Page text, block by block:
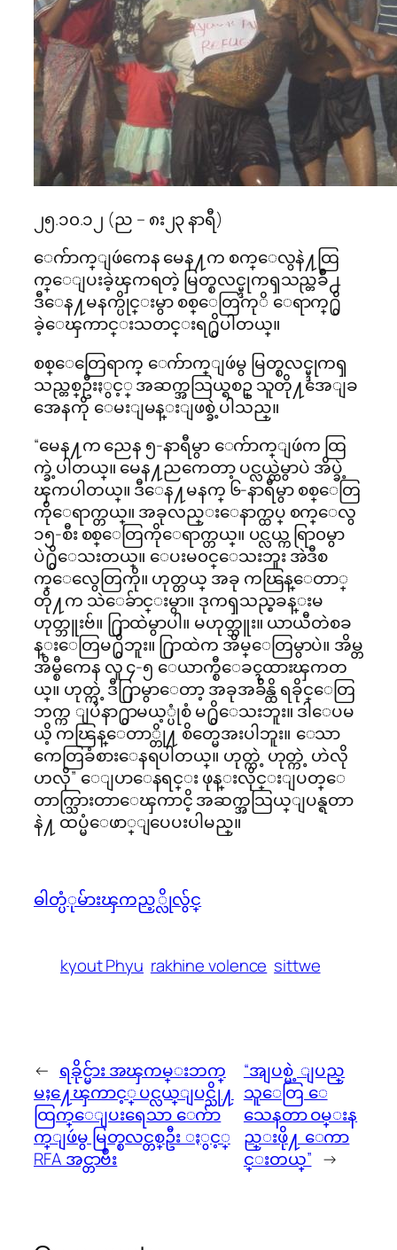
၂၅.၁၀.၁၂ (ည – ၈း၂၃ နာရီ)
ေက်ာက္ျဖဴကေန မေန႔က စက္ေလွနဲ႔ထြ
က္ေျပးခဲ့ၾကရတဲ့ မြတ္စလင္မ္ဒုကၡသည္တခ်ဳိ႕
ဒီေန႔မနက္ပိုင္းမွာ စစ္ေတြကုိ ေရာက္႐ွိ
ခဲ့ေၾကာင္းသတင္းရ႐ွိပါတယ္။
စစ္ေတြေရာက္ ေက်ာက္ျဖဴမွ မြတ္စလင္မ္ဒုကၡ
သည္တစ္ဦးႏွင့္ အဆက္အသြယ္ရစဥ္ သူတို႔အေျခ
အေနကို ေမးျမန္းျဖစ္ခဲ့ပါသည္။
“မေန႔က ညေန ၅-နာရီမွာ ေက်ာက္ျဖဴက ထြ
က္ခဲ့ပါတယ္။ မေန႔ညကေတာ့ ပင္လယ္ထဲမွာပဲ အိပ္ခဲ့
ၾကပါတယ္။ ဒီေန႔မနက္ ၆-နာရီမွာ စစ္ေတြ
ကိုေရာက္တယ္။ အခုလည္းေနာက္ထပ္ စက္ေလွ
၁၅-စီး စစ္ေတြကိုေရာက္တယ္။ ပင္လယ္က ရြာ၀မွာ
ပဲ႐ွိေသးတယ္။ ေပးမ၀င္ေသးဘူး အဲဒီစ
က္ေလွေတြကို။ ဟုတ္တယ္ အခု ကၽြန္ေတာ္
တို႔က သဲေခ်ာင္းမွာ။ ဒုကၡသည္စခန္းမ
ဟုတ္ဘူးဗ်။ ႐ြာထဲမွာပါ။ မဟုတ္ဘူး။ ယာယီတဲစခ
န္းေတြမ႐ွိဘူး။ ႐ြာထဲက အိမ္ေတြမွာပဲ။ အိမ္တ
အိမ္စီကေန လူ ၄-၅ ေယာက္စီေခၚထားၾကတ
ယ္။ ဟုတ္ကဲ့ ဒီ႐ြာမွာေတာ့ အခုအခ်ိန္ထိ ရခိုင္ေတြ
ဘက္က ျပႆနာ႐ွာမယ့္ပုံစံ မ႐ွိေသးဘူး။ ဒါေပမ
ယိ့ ကၽြန္ေတာ္တို႔ စိတ္မေအးပါဘူး။ ေသာ
ကေတြခံစားေနရပါတယ္။ ဟုတ္ကဲ့ ဟုတ္ကဲ့ ဟဲလို
ဟလို” ေျပာေနရင္း ဖုန္းလိုင္းျပတ္ေ
တာက္သြားတာေၾကာငိ့ အဆက္အသြယ္ျပန္ရတာ
နဲ႔ ထပ္မံေဖာ္ျပေပးပါမည္။
ဓါတ္ပံုမ်ားၾကည့္လိုလွ်င္
kyout Phyu rakhine volence sittwe
← ရခိုင္မ်ား အၾကမ္းဘက္
မႈ႔ေၾကာင့္ ပင္လယ္ျပင္သို႔
ထြက္ေျပးရေသာ ေက်ာ
က္ျဖဴမွ မြတ္စလင္တစ္ဦး ႏွင့္
RFA အင္တာဗ်ဳး
“အျပစ္မဲ့ ျပည္
သူေတြ ေ
သေနတာ ဝမ္းန
ည္းဖို႔ ေကာ
င္းတယ္” →